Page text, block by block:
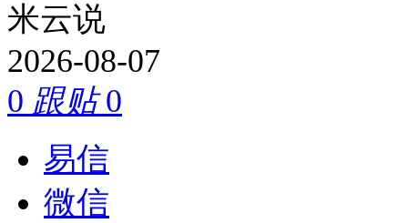
米云说
2026-08-07
0 跟贴0
易信
微信